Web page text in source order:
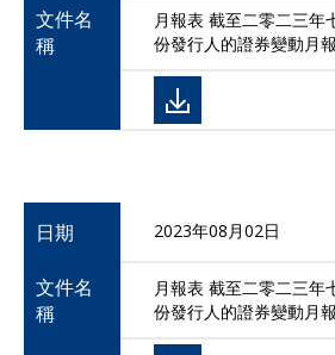
文件名
稱
月報表 截至二零二三年
份發行人的證券變動月
日期 2023年08月02日
文件名
稱
月報表 截至二零二三年
份發行人的證券變動月